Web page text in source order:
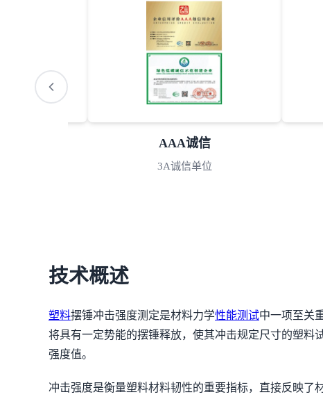
AAA诚信
3A诚信单位
技术概述
塑料摆锤冲击强度测定是材料力学性能测试中一项至关
将具有一定势能的摆锤释放，使其冲击规定尺寸的塑料
强度值。
冲击强度是衡量塑料材料韧性的重要指标，直接反映